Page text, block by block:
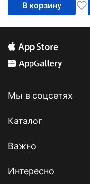
В корзину
Мы в соцсетях
Каталог
Важно
Интересно